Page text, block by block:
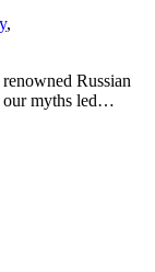
,
Russian
our myths led…